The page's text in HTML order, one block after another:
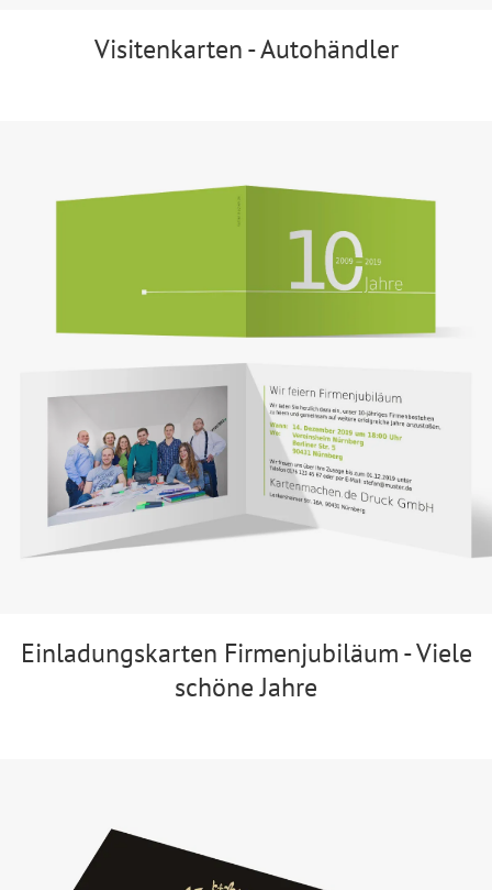
Visitenkarten - Autohändler
Einladungskarten Firmenjubiläum - Viele
schöne Jahre